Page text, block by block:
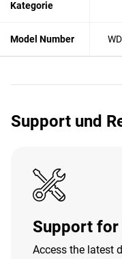
Kategorie
Model Number
Support und
Support for
Access the latest